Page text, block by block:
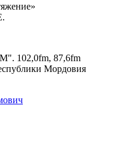
102,0fm, 87,6fm
Мордовия